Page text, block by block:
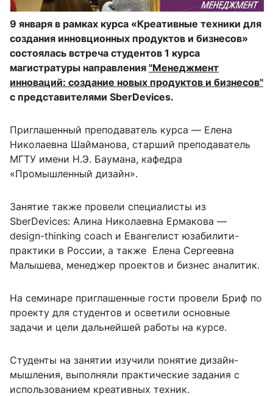
9 января в рамках курса «Креативные техники для
со­зда­ния ин­но­вцион­ных про­дук­тов и биз­не­сов»
состоялась встреча студентов 1 курса
магистратуры направления "Менеджмент
инноваций: создание новых продуктов и бизнесов"
с представителями SberDevices.
Приглашенный преподаватель курса — Елена
Николаевна Шайманова, старший преподаватель
МГТУ имени Н.Э. Баумана, кафедра
«Промышленный дизайн».
Занятие также провели специалисты из
SberDevices: Алина Николаевна Ермакова —
design-thinking coach и Евангелист юзабилити-
практики в России, а также Елена Сергеевна
Малышева, менеджер проектов и бизнес аналитик.
На семинаре приглашенные гости провели Бриф по
проекту для студентов и осветили основные
задачи и цели дальнейшей работы на курсе.
Студенты на занятии изучили понятие дизайн-
мышления, выполняли практические задания с
использованием креативных техник.